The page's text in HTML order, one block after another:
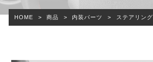
HOME > 商品 > 内装パーツ > ステアリング